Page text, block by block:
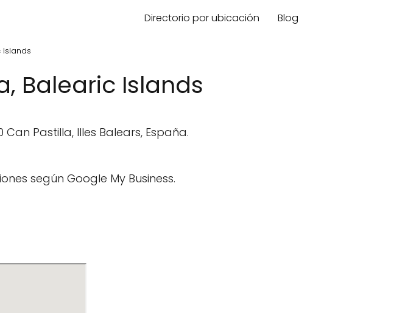
Directorio por ubicación Blog
Islands
Balearic Islands
Pastilla, Illes Balears, España.
según Google My Business.